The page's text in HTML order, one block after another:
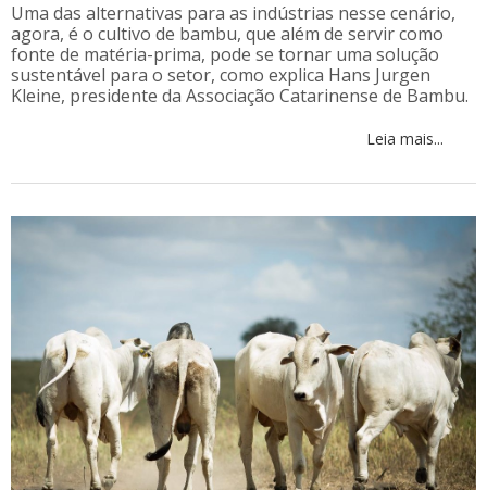
Uma das alternativas para as indústrias nesse cenário,
agora, é o cultivo de bambu, que além de servir como
fonte de matéria-prima, pode se tornar uma solução
sustentável para o setor, como explica Hans Jurgen
Kleine, presidente da Associação Catarinense de Bambu.
Leia mais...